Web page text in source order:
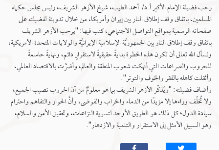
رحب فضيلة الإمام الأكبر أ.د/ أحمد الطيب، شيخ الأزهر الشريف، رئيس مجلس حكماء
المسلمين، باتفاق وقف إطلاق النار بين إيران وأمريكا، من خلال تدوينة لفضيلته على
صفحاته الرسمية بمواقع التواصل الاجتماعي، كتب فيها: "يرحب الأزهر الشريف
باتفاق وقف إطلاق النار بين الجمهوريَّة الإسلامية الإيرانيَّة والولايات المتحدة الأمريكية،
ونسأل الله تعالى أن تكون هذه الخطوة بدايةً حقيقيةً لاستقرارٍ دائم، ونهايةً حاسمةً
للحروب والصراعات التي أنهكت شعوب المنطقة والعالم، وأضرَّت بالاقتصاد العالمي،
وأثقلت كاهله بالفقر والخوف والتوتر".
وأضاف فضيلته: "ويُذكِّر الأزهر الشريف بما هو معلومٌ من أن الحروب تصيب الجميع،
ولا تُخلِّف وراءها إلا مزيدًا من الدماء والخراب والفوضى، وأنَّ الحوار والتفاهم واحترام
سيادة الدول؛ كل ذلك هو الطريق الأوحد لتسوية النزاعات، وتحقيق الأمن والسلام،
وهو السبيل الأمثل إلى الاستقرار والتنمية والازدهار".